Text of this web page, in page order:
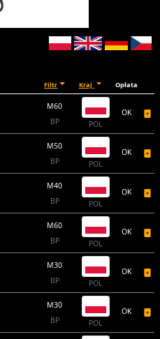
Filtr Kraj Opłata
M60
BP
POL
OK
M50
BP
POL
OK
M40
BP
POL
OK
M60
BP
POL
OK
M30
BP
POL
OK
M30
BP
POL
OK